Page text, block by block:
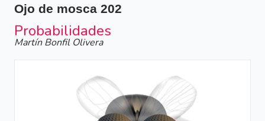
Ojo de mosca 202
Probabilidades
Martín Bonfil Olivera